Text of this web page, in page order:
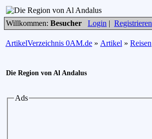
Willkommen: Besucher Login | Registrieren
ArtikelVerzeichnis 0AM.de » Artikel » Reisen
Die Region von Al Andalus
Ads